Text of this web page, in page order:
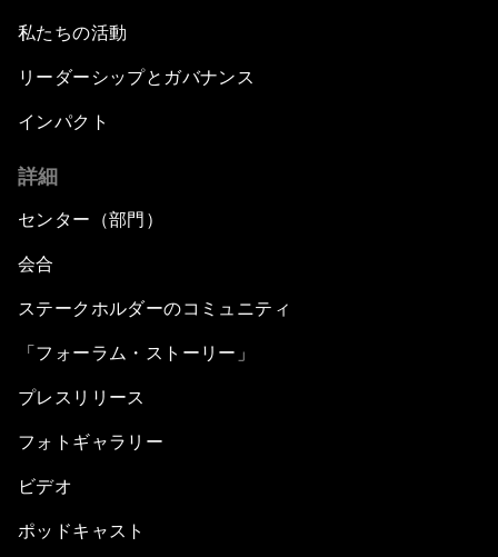
私たちの活動
リーダーシップとガバナンス
インパクト
詳細
センター（部門）
会合
ステークホルダーのコミュニティ
「フォーラム・ストーリー」
プレスリリース
フォトギャラリー
ビデオ
ポッドキャスト